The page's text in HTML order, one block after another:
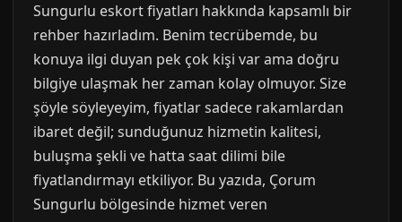
Sungurlu eskort fiyatları hakkında kapsamlı bir
rehber hazırladım. Benim tecrübemde, bu
konuya ilgi duyan pek çok kişi var ama doğru
bilgiye ulaşmak her zaman kolay olmuyor. Size
şöyle söyleyeyim, fiyatlar sadece rakamlardan
ibaret değil; sunduğunuz hizmetin kalitesi,
buluşma şekli ve hatta saat dilimi bile
fiyatlandırmayı etkiliyor. Bu yazıda, Çorum
Sungurlu bölgesinde hizmet veren